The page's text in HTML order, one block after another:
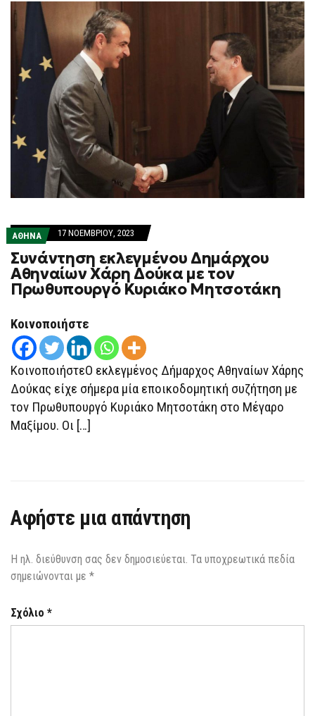
ΑΘΗΝΑ 17 ΝΟΕΜΒΡΊΟΥ, 2023
Συνάντηση εκλεγμένου Δημάρχου
Αθηναίων Χάρη Δούκα με τον
Πρωθυπουργό Κυριάκο Μητσοτάκη
Κοινοποιήστε
ΚοινοποιήστεO εκλεγμένος Δήμαρχος Αθηναίων Χάρης
Δούκας είχε σήμερα μία εποικοδομητική συζήτηση με
τον Πρωθυπουργό Κυριάκο Μητσοτάκη στο Μέγαρο
Μαξίμου. Οι […]
Αφήστε μια απάντηση
Η ηλ. διεύθυνση σας δεν δημοσιεύεται. Τα υποχρεωτικά πεδία
σημειώνονται με *
Σχόλιο *